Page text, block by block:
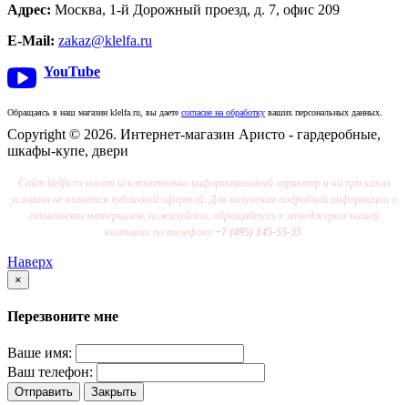
Адрес: Москва, 1-й Дорожный проезд, д. 7, офис 209
E-Mail: zakaz@klelfa.ru
YouTube
Обращаясь в наш магазин klelfa.ru, вы даете согласие на обработку ваших персональных данных.
Copyright © 2026. Интернет-магазин Аристо - гардеробные,
шкафы-купе, двери
Сайт klelfa.ru носит исключительно информационный характер и ни при каких
условиях не является публичной офертой. Для получения подробной информации о
стоимости материалов, пожалуйста, обращайтесь к менеджерам нашей
компании по телефону +7 (495) 145-55-35.
Наверх
×
Перезвоните мне
Ваше имя:
Ваш телефон:
Отправить Закрыть